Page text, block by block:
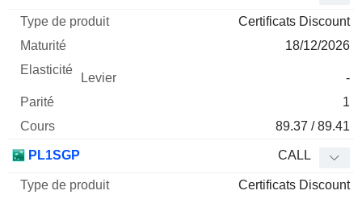
Certificats Discount
18/12/2026
-
1
89.37 / 89.41
PL1SGP CALL
Certificats Discount